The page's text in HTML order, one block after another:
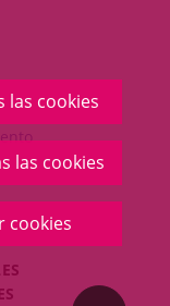
las cookies
las cookies
cookies